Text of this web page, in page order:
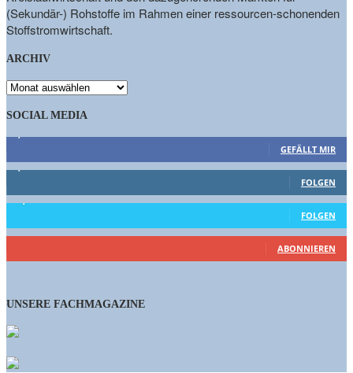
(Sekundär-) Rohstoffe im Rahmen einer ressourcen-schonenden
Stoffstromwirtschaft.
ARCHIV
ARCHIV
SOCIAL MEDIA
GEFÄLLT MIR
1,662 Follower
FOLGEN
15,658 Follower
FOLGEN
460 Abonnenten
ABONNIEREN
UNSERE FACHMAGAZINE